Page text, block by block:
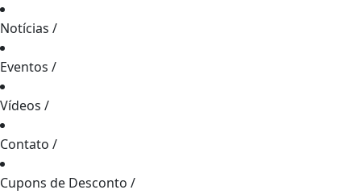
Notícias /
Eventos /
Vídeos /
Contato /
Cupons de Desconto /